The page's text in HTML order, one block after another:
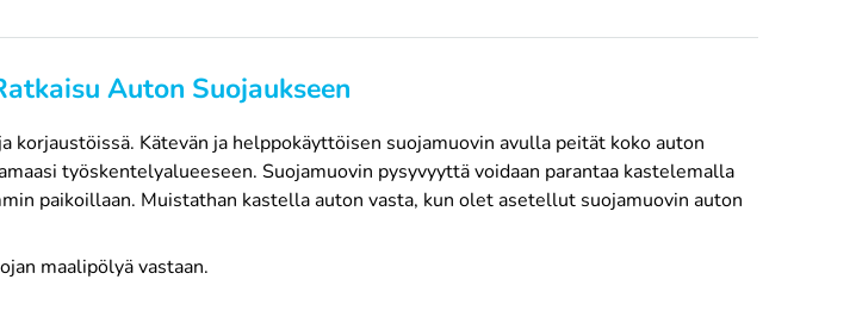
Auton Suojaukseen
Kätevän ja helppokäyttöisen suojamuovin avulla peität koko auton
työskentelyalueeseen. Suojamuovin pysyvyyttä voidaan parantaa kastelemalla
paikoillaan. Muistathan kastella auton vasta, kun olet asetellut suojamuovin auton
maalipölyä vastaan.